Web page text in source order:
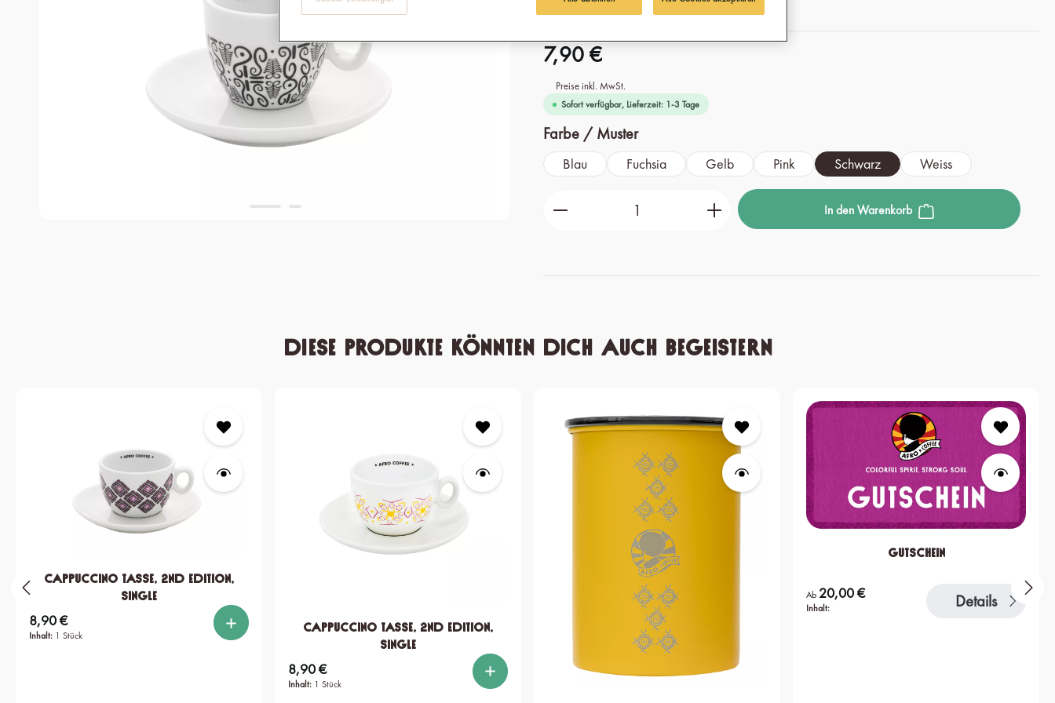
7,90 €
Preise inkl. MwSt.
Sofort verfügbar, Lieferzeit: 1-3 Tage
Farbe / Musterauswählen
Blau Fuchsia Gelb Pink Schwarz Weiss
Produkt Anzahl: Gib den gewünschten Wert ein oder benutze die
In den Warenkorb
Diese Produkte könnten dich auch begeistern
Cappuccino Tasse, 2nd edition,
single
Inhalt: 1 Stück
Regulärer Preis:
8,90 €
Cappuccino Tasse, 2nd edition,
single
Inhalt: 1 Stück
Regulärer Preis:
8,90 €
Gutschein
Inhalt:
Regulärer Preis:
Ab20,00 € Details